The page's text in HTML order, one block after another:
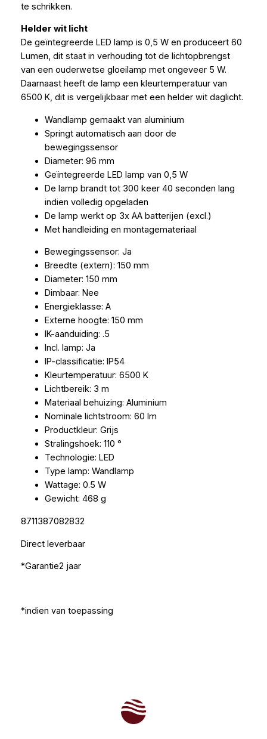
te schrikken.
Helder wit licht
De geïntegreerde LED lamp is 0,5 W en produceert 60
Lumen, dit staat in verhouding tot de lichtopbrengst
van een ouderwetse gloeilamp met ongeveer 5 W.
Daarnaast heeft de lamp een kleurtemperatuur van
6500 K, dit is vergelijkbaar met een helder wit daglicht.
Wandlamp gemaakt van aluminium
Springt automatisch aan door de
bewegingssensor
Diameter: 96 mm
Geïntegreerde LED lamp van 0,5 W
De lamp brandt tot 300 keer 40 seconden lang
indien volledig opgeladen
De lamp werkt op 3x AA batterijen (excl.)
Met handleiding en montagemateriaal
Bewegingssensor: Ja
Breedte (extern): 150 mm
Diameter: 150 mm
Dimbaar: Nee
Energieklasse: A
Externe hoogte: 150 mm
IK-aanduiding: .5
Incl. lamp: Ja
IP-classificatie: IP54
Kleurtemperatuur: 6500 K
Lichtbereik: 3 m
Materiaal behuizing: Aluminium
Nominale lichtstroom: 60 lm
Productkleur: Grijs
Stralingshoek: 110 °
Technologie: LED
Type lamp: Wandlamp
Wattage: 0.5 W
Gewicht: 468 g
8711387082832
Direct leverbaar
*Garantie2 jaar
*indien van toepassing